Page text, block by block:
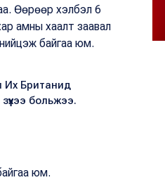
Өөрөөр хэлбэл 6
амны хаалт заавал
нийцэж байгаа юм.
Их Британид
больжээ.
юм.